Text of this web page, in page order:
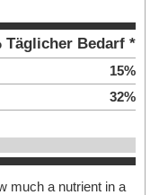
Täglicher Bedarf *
15%
32%
much a nutrient in a